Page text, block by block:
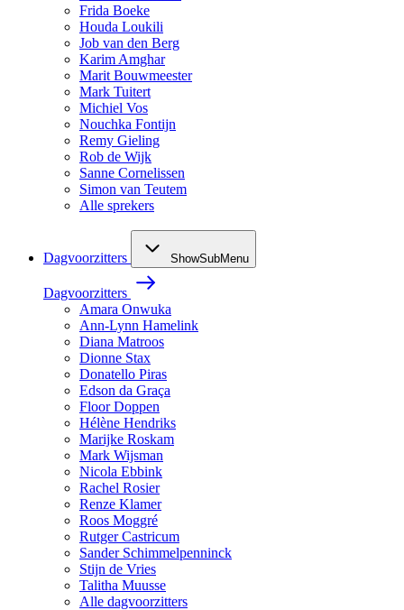
Frida Boeke
Houda Loukili
Job van den Berg
Karim Amghar
Marit Bouwmeester
Mark Tuitert
Michiel Vos
Nouchka Fontijn
Remy Gieling
Rob de Wijk
Sanne Cornelissen
Simon van Teutem
Alle sprekers
Dagvoorzitters ShowSubMenu
Dagvoorzitters
Amara Onwuka
Ann-Lynn Hamelink
Diana Matroos
Dionne Stax
Donatello Piras
Edson da Graça
Floor Doppen
Hélène Hendriks
Marijke Roskam
Mark Wijsman
Nicola Ebbink
Rachel Rosier
Renze Klamer
Roos Moggré
Rutger Castricum
Sander Schimmelpenninck
Stijn de Vries
Talitha Muusse
Alle dagvoorzitters